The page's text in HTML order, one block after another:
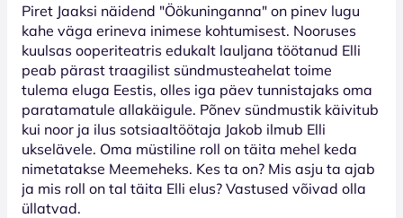
Piret Jaaksi näidend "Öökuninganna" on pinev lugu
kahe väga erineva inimese kohtumisest. Nooruses
kuulsas ooperiteatris edukalt lauljana töötanud Elli
peab pärast traagilist sündmusteahelat toime
tulema eluga Eestis, olles iga päev tunnistajaks oma
paratamatule allakäigule. Põnev sündmustik käivitub
kui noor ja ilus sotsiaaltöötaja Jakob ilmub Elli
ukselävele. Oma müstiline roll on täita mehel keda
nimetatakse Meemeheks. Kes ta on? Mis asju ta ajab
ja mis roll on tal täita Elli elus? Vastused võivad olla
üllatvad.